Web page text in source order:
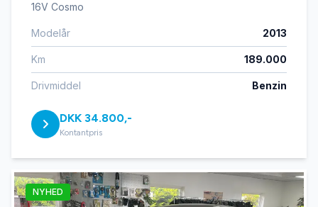
16V Cosmo
Modelår 2013
Km 189.000
Drivmiddel Benzin
DKK 34.800,-
Kontantpris
NYHED